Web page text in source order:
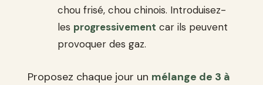
chou frisé, chou chinois. Introduisez-
les progressivement car ils peuvent
provoquer des gaz.
Proposez chaque jour un mélange de 3 à